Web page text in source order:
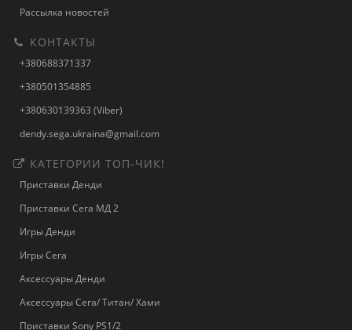
Рассылка новостей
КОНТАКТЫ
+380688371337
+380501354885
+380630139363 (Viber)
dendy.sega.ukraina@gmail.com
КАТЕГОРИИ ТОП-ЧИК!
Приставки Денди
Приставки Сега МД 2
Игры Денди
Игры Сега
Аксессуары Денди
Аксессуары Сега/ Титан/ Хами
Приставки Sony PS1/2